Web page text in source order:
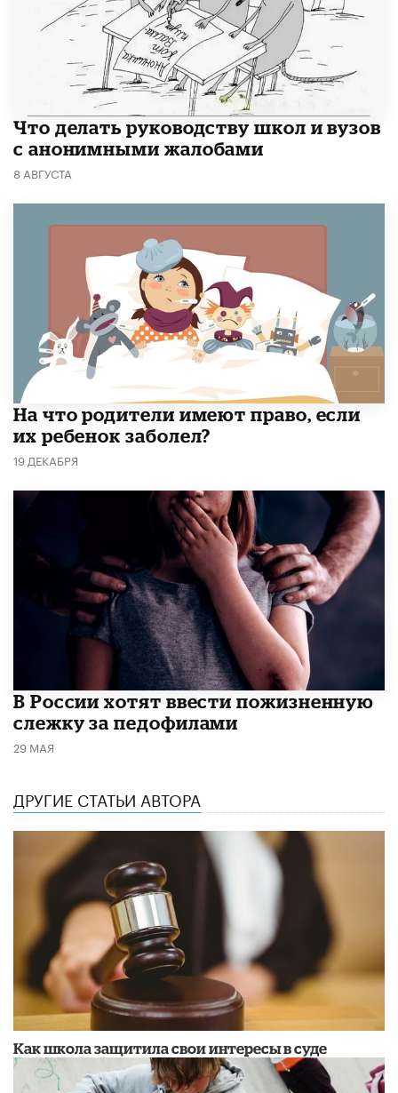
Что делать руководству школ и вузов
с анонимными жалобами
8 АВГУСТА
На что родители имеют право, если
их ребенок заболел?
19 ДЕКАБРЯ
В России хотят ввести пожизненную
слежку за педофилами
29 МАЯ
ДРУГИЕ СТАТЬИ АВТОРА
Как школа защитила свои интересы в суде